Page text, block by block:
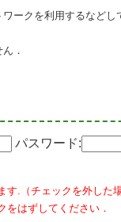
ークを利用するなど
．
パスワード:
す.（チェックを外した
をはずしてください．